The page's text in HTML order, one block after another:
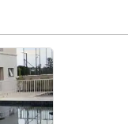
Parcerias
Anunciar